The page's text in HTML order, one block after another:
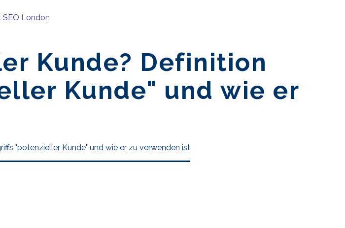
Kunde? Definition
Kunde" und wie er
"potenzieller Kunde" und wie er zu verwenden ist